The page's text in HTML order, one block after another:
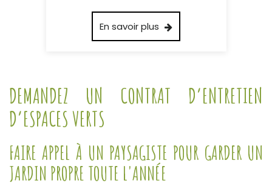
En savoir plus
DEMANDEZ UN CONTRAT D’ENTRETIEN
D’ESPACES VERTS
FAIRE APPEL À UN PAYSAGISTE POUR GARDER UN
JARDIN PROPRE TOUTE L'ANNÉE